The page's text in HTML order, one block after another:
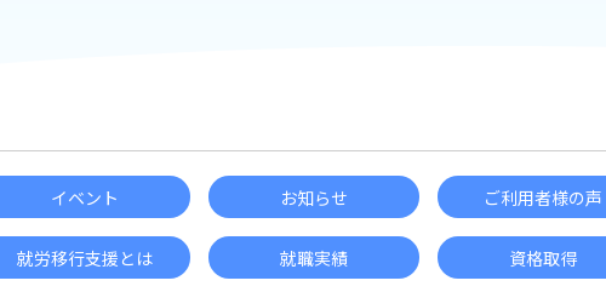
イベント お知らせ ご利用者様の声
就労移行支援とは 就職実績 資格取得